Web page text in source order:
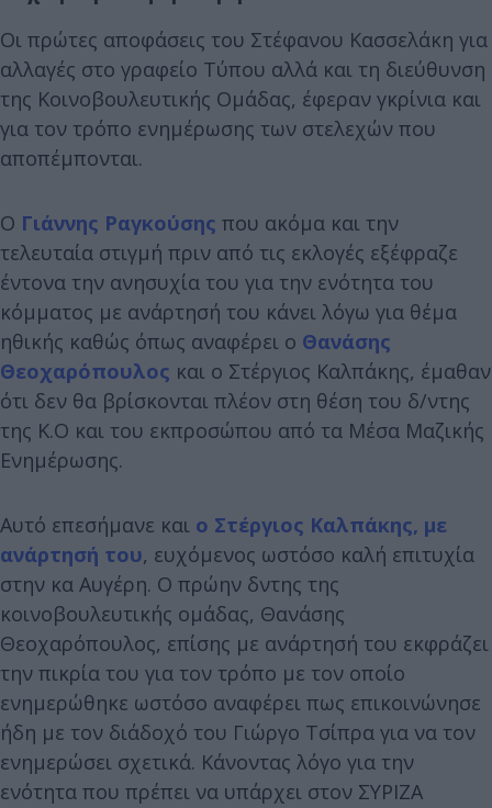
Οι πρώτες αποφάσεις του Στέφανου Κασσελάκη για
αλλαγές στο γραφείο Τύπου αλλά και τη διεύθυνση
της Κοινοβουλευτικής Ομάδας, έφεραν γκρίνια και
για τον τρόπο ενημέρωσης των στελεχών που
αποπέμπονται.
Ο Γιάννης Ραγκούσης που ακόμα και την
τελευταία στιγμή πριν από τις εκλογές εξέφραζε
έντονα την ανησυχία του για την ενότητα του
κόμματος με ανάρτησή του κάνει λόγω για θέμα
ηθικής καθώς όπως αναφέρει ο Θανάσης
Θεοχαρόπουλος και ο Στέργιος Καλπάκης, έμαθαν
ότι δεν θα βρίσκονται πλέον στη θέση του δ/ντης
της Κ.Ο και του εκπροσώπου από τα Μέσα Μαζικής
Ενημέρωσης.
Αυτό επεσήμανε και ο Στέργιος Καλπάκης, με
ανάρτησή του, ευχόμενος ωστόσο καλή επιτυχία
στην κα Αυγέρη. Ο πρώην δντης της
κοινοβουλευτικής ομάδας, Θανάσης
Θεοχαρόπουλος, επίσης με ανάρτησή του εκφράζει
την πικρία του για τον τρόπο με τον οποίο
ενημερώθηκε ωστόσο αναφέρει πως επικοινώνησε
ήδη με τον διάδοχό του Γιώργο Τσίπρα για να τον
ενημερώσει σχετικά. Κάνοντας λόγο για την
ενότητα που πρέπει να υπάρχει στον ΣΥΡΙΖΑ